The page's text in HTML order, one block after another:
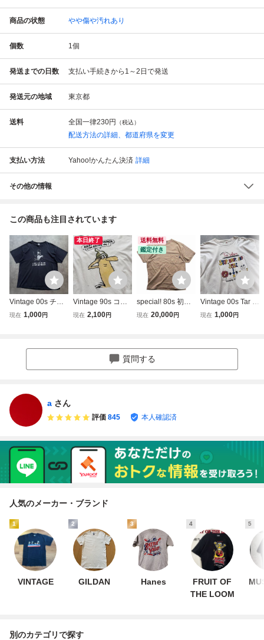
商品の状態 やや傷や汚れあり
個数 1個
発送までの日数 支払い手続きから1～2日で発送
発送元の地域 東京都
送料 全国一律230円 （税込）
配送方法の詳細、都道府県を変更
支払い方法 Yahoo!かんたん決済 詳細
その他の情報
この商品も注目されています
Vintage 00s チャ
ックノリス 映画 T
現在 1,000円
本日終了
Vintage 90s コン
ドーム エロ ジョ
キャラクター TEE
検 80s USA製 シ
現在 2,100円
送料無料
鑑定付き
special! 80s 初期
黒タグ STUSSY T
ンテージ 総柄 マ
ルチボーダー ラス
現在 20,000円
Vintage 00s Tar W
ars アート パロデ
現在 1,000円
質問する
a さん
評価 845 本人確認済
人気のメーカー・ブランド
1
VINTAGE
2
GILDAN
3
Hanes
4
FRUIT OF
THE LOOM
5
別のカテゴリで探す